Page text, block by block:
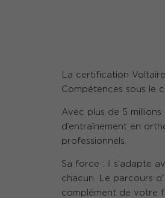
La certification
Compétences sous le
Avec plus de 5 millions
d’entraînement en
professionnels.
Sa force : il s’adapte
chacun. Le parcours
complément de votre